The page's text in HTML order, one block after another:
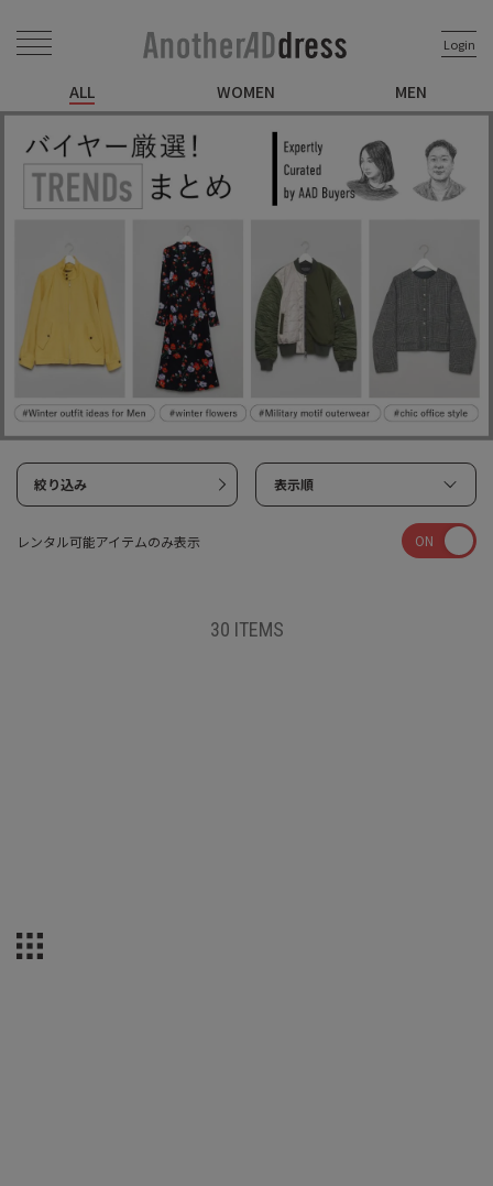
Login
ALL WOMEN MEN
絞り込み 表示順
レンタル可能アイテムのみ表示 ON
30 ITEMS